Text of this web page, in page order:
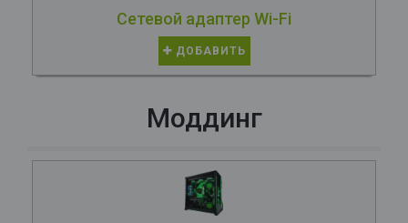
Сетевой адаптер Wi-Fi
ДОБАВИТЬ
Моддинг